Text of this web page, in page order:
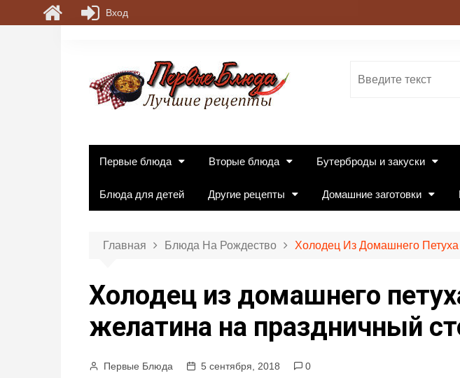
Первые блюда Вторые блюда Бутерброды и закуски
Блюда для детей Другие рецепты Домашние заготовки
Главная Блюда На Рождество Холодец Из Домашнего
Холодец из домашнего
желатина на праздничный
Первые Блюда 5 сентября, 2018 0
Вход